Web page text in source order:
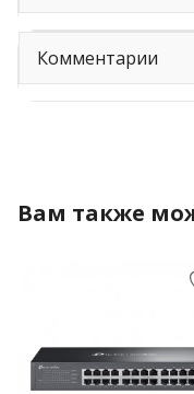
Комментарии
Вам также